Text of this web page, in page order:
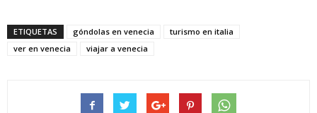
ETIQUETAS góndolas en venecia
turismo en italia
ver en venecia
viajar a venecia